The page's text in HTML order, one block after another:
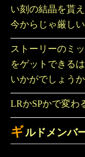
い刻の結晶を貰
今からじゃ厳し
ストーリーのミ
をゲットできる
いかがでしょうか
LRかSPかで変わ
ギルドメンバ